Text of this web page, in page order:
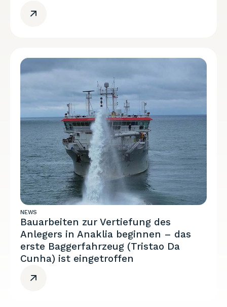
NEWS
Bauarbeiten zur Vertiefung des
Anlegers in Anaklia beginnen – das
erste Baggerfahrzeug (Tristao Da
Cunha) ist eingetroffen